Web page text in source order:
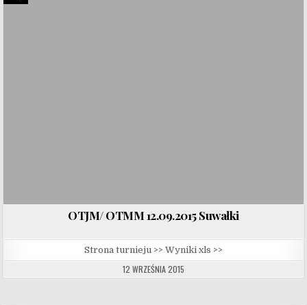
OTJM/ OTMM 12.09.2015 Suwałki
Strona turnieju >> Wyniki xls >>
12 WRZEŚNIA 2015